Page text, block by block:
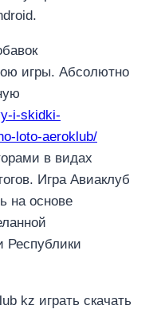
игры. Абсолютно
i-skidki-
loto-aeroklub/
в видах
Игра Авиаклуб
на основе
Республики